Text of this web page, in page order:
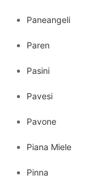
Paneangeli
Paren
Pasini
Pavesi
Pavone
Piana Miele
Pinna